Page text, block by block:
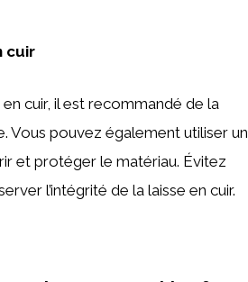
cuir
cuir, il est recommandé de la
Vous pouvez également utiliser un
et protéger le matériau. Évitez
l’intégrité de la laisse en cuir.